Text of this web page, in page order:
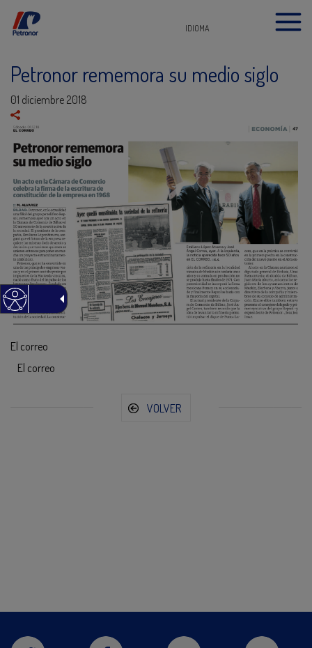
IDIOMA
Petronor rememora su medio siglo
01 diciembre 2018
El correo
El correo
VOLVER